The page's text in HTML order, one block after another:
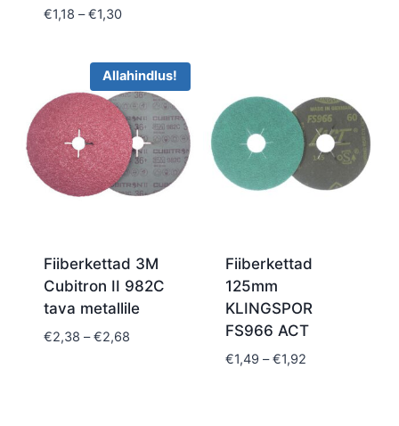
€1,18 – €1,30Price
through
€1,30
Allahindlus!
Fiiberkettad 3M
Cubitron II 982C
tava metallile
€2,38 – €2,68Price
Fiiberkettad
125mm
KLINGSPOR
FS966 ACT
€1,49 – €1,92Price